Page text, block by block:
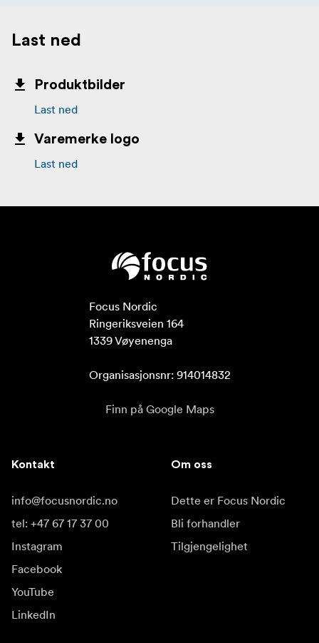
Last ned
Produktbilder
Last ned
Varemerke logo
Last ned
Focus Nordic
Ringeriksveien 164
1339 Vøyenenga
Organisasjonsnr: 914014832
Finn på Google Maps
Kontakt
info@focusnordic.no
tel: +47 67 17 37 00
Instagram
Facebook
YouTube
LinkedIn
Om oss
Dette er Focus Nordic
Bli forhandler
Tilgjengelighet